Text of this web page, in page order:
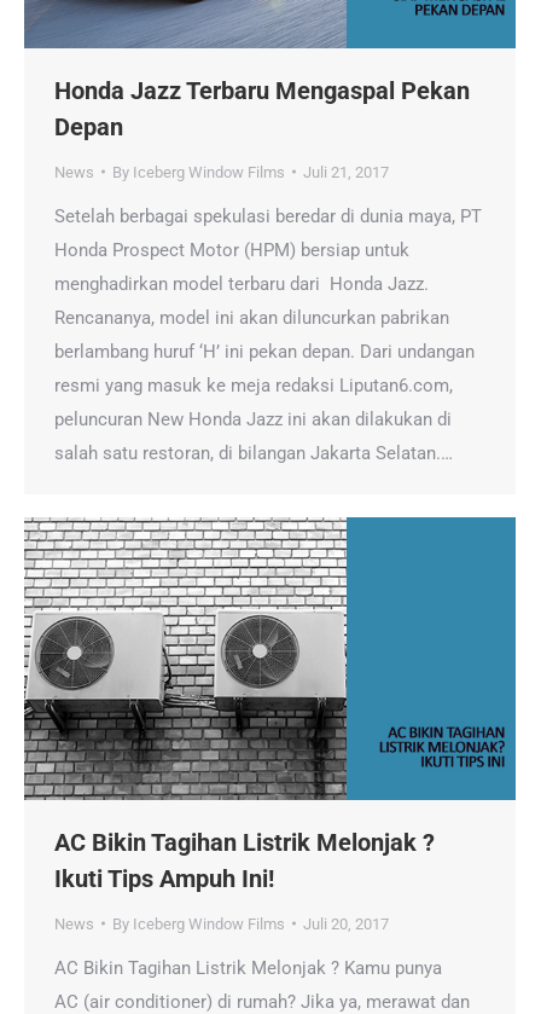
Honda Jazz Terbaru Mengaspal Pekan
Depan
News By Iceberg Window Films Juli 21, 2017
Setelah berbagai spekulasi beredar di dunia maya, PT
Honda Prospect Motor (HPM) bersiap untuk
menghadirkan model terbaru dari Honda Jazz.
Rencananya, model ini akan diluncurkan pabrikan
berlambang huruf ‘H’ ini pekan depan. Dari undangan
resmi yang masuk ke meja redaksi Liputan6.com,
peluncuran New Honda Jazz ini akan dilakukan di
salah satu restoran, di bilangan Jakarta Selatan.…
AC Bikin Tagihan Listrik Melonjak ?
Ikuti Tips Ampuh Ini!
News By Iceberg Window Films Juli 20, 2017
AC Bikin Tagihan Listrik Melonjak ? Kamu punya
AC (air conditioner) di rumah? Jika ya, merawat dan